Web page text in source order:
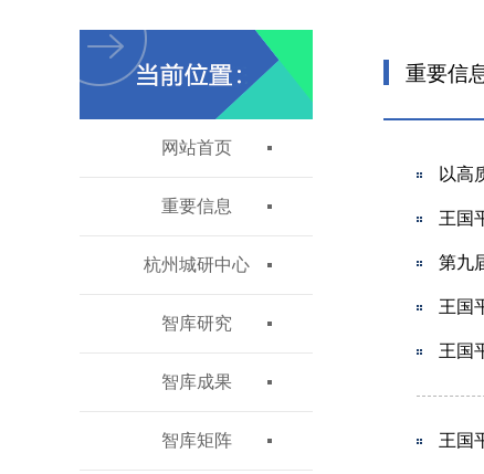
网站首页
重要信息
杭州城研中心
智库研究
智库成果
智库矩阵
重要信
以高
王国
第九
王国
王国
王国